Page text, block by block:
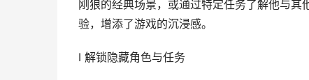
刚狼的经典场景，或通过特定任务了解他与
验，增添了游戏的沉浸感。
I 解锁隐藏角色与任务